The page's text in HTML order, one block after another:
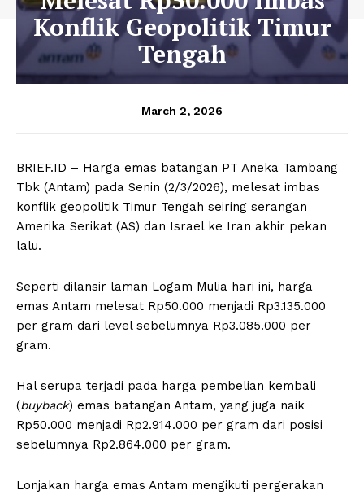
Konflik Geopolitik Timur
Tengah
March 2, 2026
BRIEF.ID – Harga emas batangan PT Aneka Tambang
Tbk (Antam) pada Senin (2/3/2026), melesat imbas
konflik geopolitik Timur Tengah seiring serangan
Amerika Serikat (AS) dan Israel ke Iran akhir pekan
lalu.
Seperti dilansir laman Logam Mulia hari ini, harga
emas Antam melesat Rp50.000 menjadi Rp3.135.000
per gram dari level sebelumnya Rp3.085.000 per
gram.
Hal serupa terjadi pada harga pembelian kembali
(buyback) emas batangan Antam, yang juga naik
Rp50.000 menjadi Rp2.914.000 per gram dari posisi
sebelumnya Rp2.864.000 per gram.
Lonjakan harga emas Antam mengikuti pergerakan